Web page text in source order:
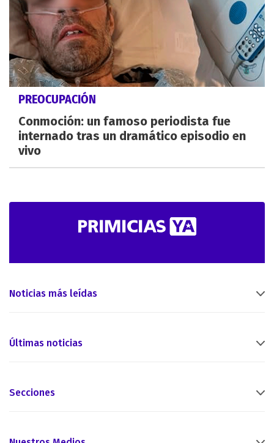
PREOCUPACIÓN
Conmoción: un famoso periodista fue
internado tras un dramático episodio en
vivo
Noticias más leídas
Últimas noticias
Secciones